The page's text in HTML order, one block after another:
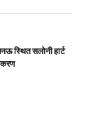
स्थित सलोनी हार्ट